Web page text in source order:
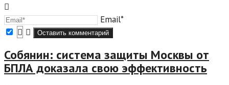
Email*
Собянин: система защиты Москвы от
БПЛА доказала свою эффективность